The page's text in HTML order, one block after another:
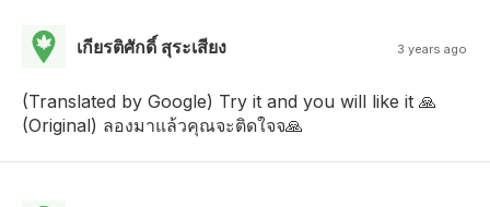
เกียรติศักดิ์ สุระเสียง 3 years ago
(Translated by Google) Try it and you will like it 🙏
(Original) ลองมาแล้วคุณจะติดใจจ🙏